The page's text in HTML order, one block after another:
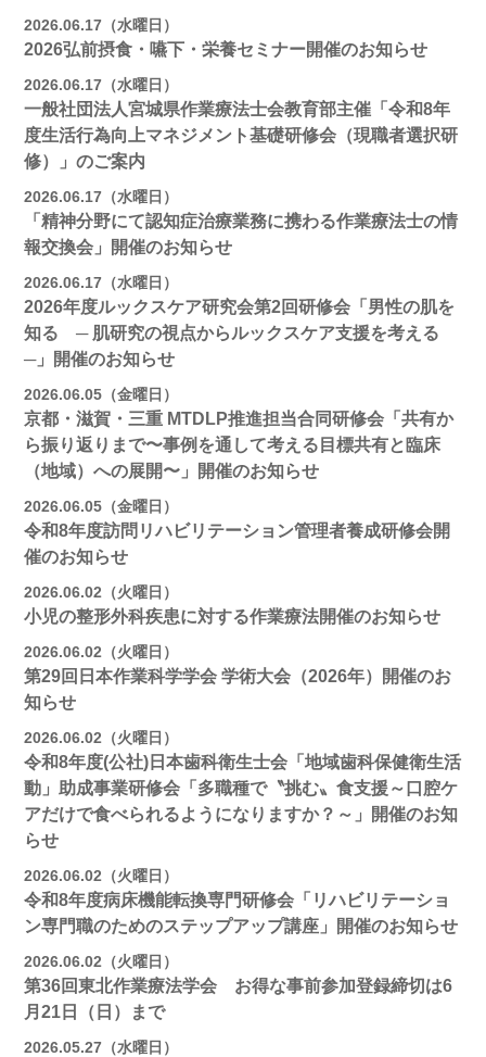
2026.06.17（水曜日）
2026弘前摂食・嚥下・栄養セミナー開催のお知らせ
2026.06.17（水曜日）
一般社団法人宮城県作業療法士会教育部主催「令和8年
度生活行為向上マネジメント基礎研修会（現職者選択研
修）」のご案内
2026.06.17（水曜日）
「精神分野にて認知症治療業務に携わる作業療法士の情
報交換会」開催のお知らせ
2026.06.17（水曜日）
2026年度ルックスケア研究会第2回研修会「男性の肌を
知る ─ 肌研究の視点からルックスケア支援を考える
─」開催のお知らせ
2026.06.05（金曜日）
京都・滋賀・三重 MTDLP推進担当合同研修会「共有か
ら振り返りまで〜事例を通して考える目標共有と臨床
（地域）への展開〜」開催のお知らせ
2026.06.05（金曜日）
令和8年度訪問リハビリテーション管理者養成研修会開
催のお知らせ
2026.06.02（火曜日）
小児の整形外科疾患に対する作業療法開催のお知らせ
2026.06.02（火曜日）
第29回日本作業科学学会 学術大会（2026年）開催のお
知らせ
2026.06.02（火曜日）
令和8年度(公社)日本歯科衛生士会「地域歯科保健衛生活
動」助成事業研修会「多職種で〝挑む〟食支援～口腔ケ
アだけで食べられるようになりますか？～」開催のお知
らせ
2026.06.02（火曜日）
令和8年度病床機能転換専門研修会「リハビリテーショ
ン専門職のためのステップアップ講座」開催のお知らせ
2026.06.02（火曜日）
第36回東北作業療法学会 お得な事前参加登録締切は6
月21日（日）まで
2026.05.27（水曜日）